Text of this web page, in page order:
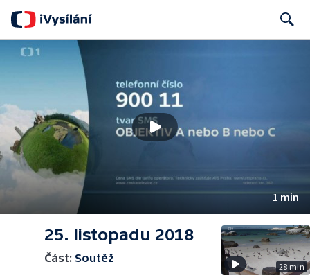
1 min
25. listopadu 2018
Část: Soutěž
28 min